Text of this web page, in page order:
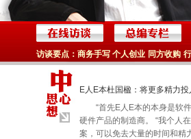
访谈要点：商务手写 个人创业 同方收购
E人E本杜国楹：将更多精力投
“首先E人E本的本身是软件
硬件产品的制造商。 “我个人
案，可以免去大量的时间和精